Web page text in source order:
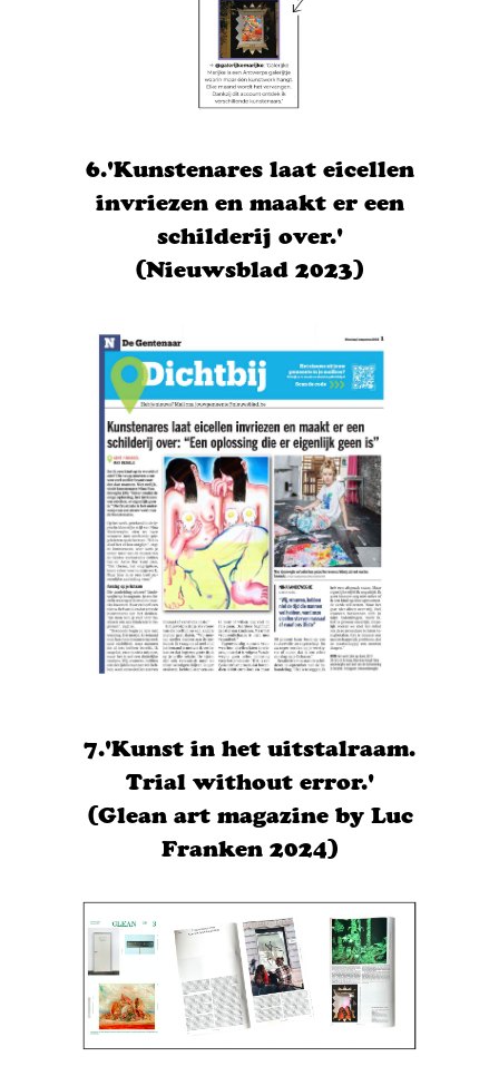
6.'Kunstenares laat eicellen
invriezen en maakt er een
schilderij over.'
(Nieuwsblad 2023)
7.'Kunst in het uitstalraam.
Trial without error.'
(Glean art magazine by Luc
Franken 2024)